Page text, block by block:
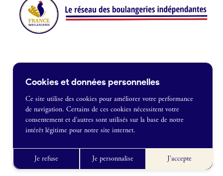
Je crée mon compte
France Boulangerie
1 rue Alexandre Fleming
09 86 23 49 09
Je souhaite être recontacté
CGU
Cookies et données personnelles
Ce site utilise des cookies pour améliorer votre performance
de navigation. Certains de ces cookies nécessitent votre
consentement et d’autres sont utilisés sur la base de notre
intérêt légitime pour notre site internet.
Je refuse Je personnalise J'accepte